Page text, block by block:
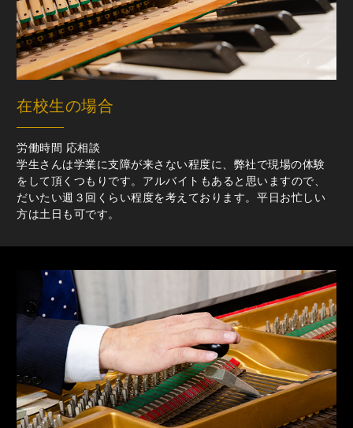
在校生の場合
労働時間 応相談
学生さんは学業に支障が来さない程度に、弊社で現場の体験
をして頂くつもりです。 アルバイトもあると思いますので、
だいたい週３回くらい程度を考えております。 平日お忙しい
方は土日も可です。